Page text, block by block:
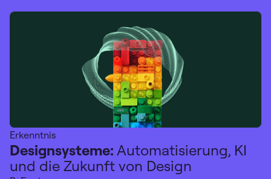
Erkenntnis
Designsysteme: Automatisierung, KI
und die Zukunft von Design